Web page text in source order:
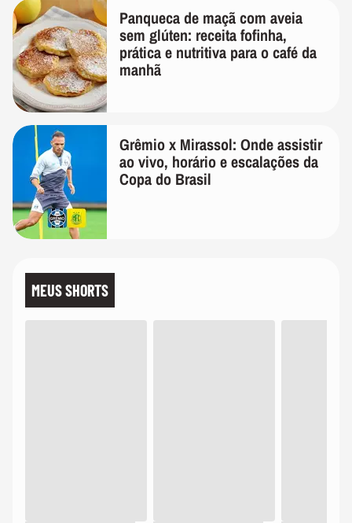
Panqueca de maçã com aveia
sem glúten: receita fofinha,
prática e nutritiva para o café da
manhã
Grêmio x Mirassol: Onde assistir
ao vivo, horário e escalações da
Copa do Brasil
MEUS SHORTS